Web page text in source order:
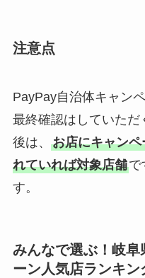
注意点
PayPay自治体キャン
最終確認はしていただ
後は、 お店にキャン
れていれば対象店舗で
す。
みんなで選ぶ！ 岐阜
ーン人気店ランキン